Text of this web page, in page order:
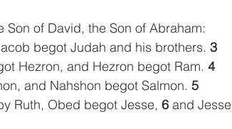
Son of David, the Son of Abraham:
begot Judah and his brothers. 3
Hezron, and Hezron begot Ram. 4
and Nahshon begot Salmon. 5
Ruth, Obed begot Jesse, 6 and Jesse